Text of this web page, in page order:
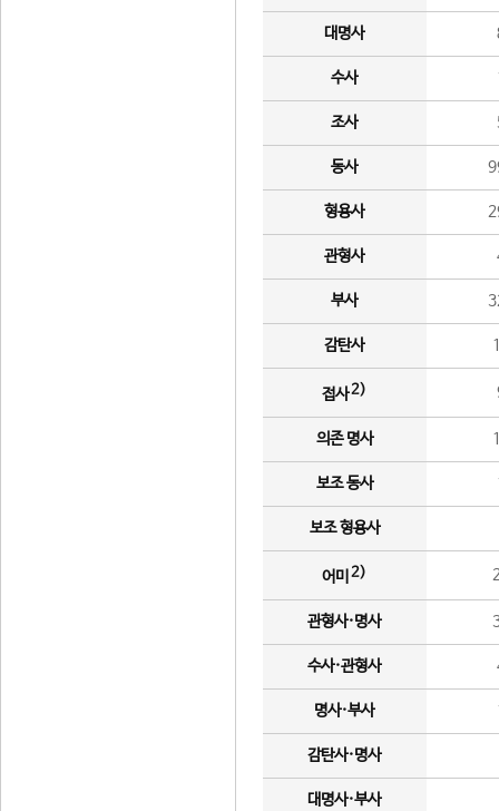
대명사
수사
조사
동사
형용사
관형사
부사
감탄사
접사2)
의존 명사
보조 동사
보조 형용사
어미 2)
관형사·명사
수사·관형사
명사·부사
감탄사·명사
대명사·부사